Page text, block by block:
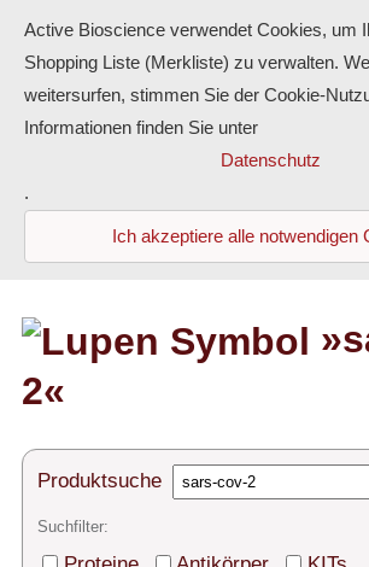
Antikörper
ELISA-Kits
Diaclone Produkte
Home
Kontakt
2«
Produktsuche
Suchfilter:
Active Bioscience verwendet Cookies, um
Shopping Liste (Merkliste) zu verwalten.
weitersurfen, stimmen Sie der Cookie-
Informationen finden Sie unter
Datenschutz
.
Ich akzeptiere alle notwendigen